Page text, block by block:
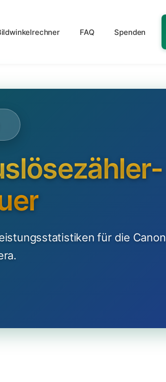
FAQ Spenden
für die Canon